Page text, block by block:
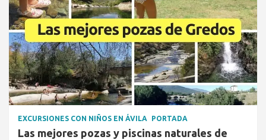
EXCURSIONES CON NIÑOS EN ÁVILA PORTADA
Las mejores pozas y piscinas naturales de